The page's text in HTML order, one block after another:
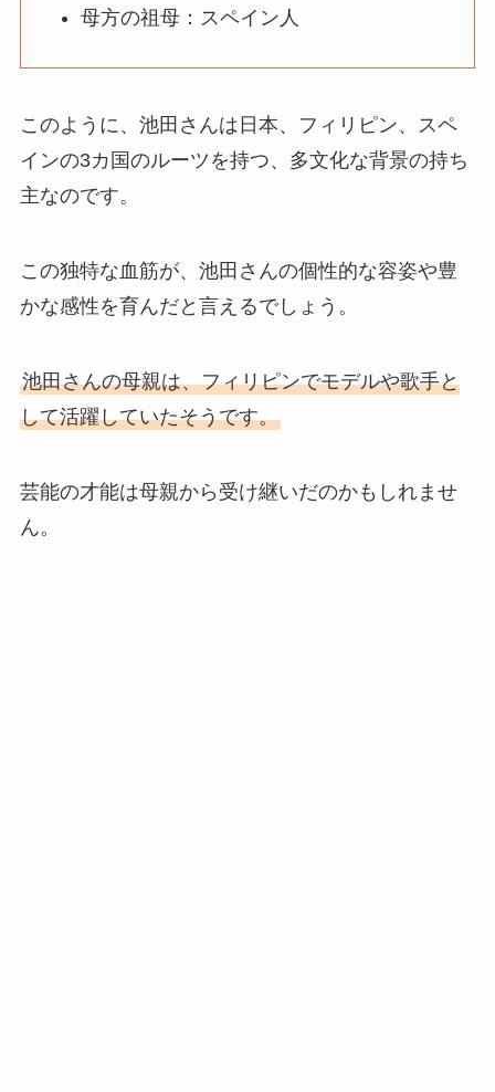
母方の祖母：スペイン人
このように、池田さんは日本、フィリピン、スペ
インの3カ国のルーツを持つ、多文化な背景の持ち
主なのです。
この独特な血筋が、池田さんの個性的な容姿や豊
かな感性を育んだと言えるでしょう。
池田さんの母親は、フィリピンでモデルや歌手と
して活躍していたそうです。
芸能の才能は母親から受け継いだのかもしれませ
ん。